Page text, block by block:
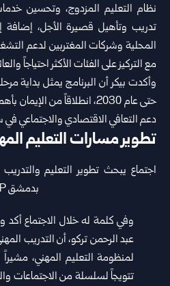
نظام التعليم المزدوج، وتحسين
تدريب وتأهيل قصيرة الأجل، إضافة
المحلية وشركات المغتربين لدعم
مع التركيز على الفئات الأكثر احتياجاً
وأكدت بيكر أن البرنامج يمثل بداية
حتى عام 2030، انطلاقاً من
دعم التعافي الاقتصادي والاجتماعي في
تطوير مسارات التعليم
وفي كلمة له خلال الاجتماع أكد
عبد الرحمن تركو، أن التدريب
لمنظومة ‏التعليم المهني، مشيراً
تتويجاً لسلسلة من الاجتماعات